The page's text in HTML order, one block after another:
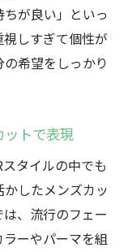
が良い」といっ
しすぎて個性が
希望をしっかり
ットで表現
タイルの中でも
したメンズカッ
、流行のフェー
ーやパーマを組